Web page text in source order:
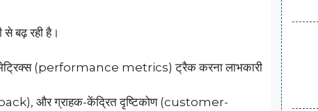
से बढ़ रही है।
मेट्रिक्स (performance metrics) ट्रैक करना लाभकारी
और ग्राहक-केंद्रित दृष्टिकोण (customer-